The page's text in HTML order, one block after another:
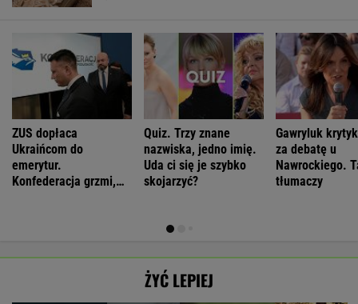
ZUS dopłaca
Ukraińcom do
emerytur.
Konfederacja grzmi,
Quiz. Trzy znane
nazwiska, jedno imię.
Uda ci się je szybko
skojarzyć?
Gawryluk
za debatę u
Nawrockiego.
tłumaczy
ŻYĆ LEPIEJ